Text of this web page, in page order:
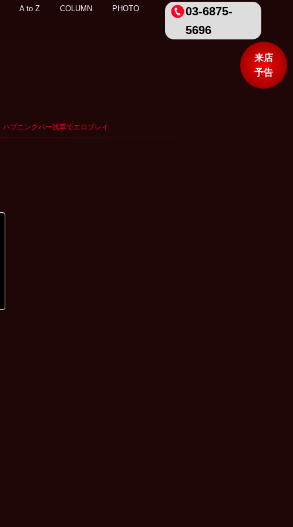
A to Z COLUMN
PHOTO
03-6875-
5696
来店
予告
ハプニングバー浅草でエロプレイ